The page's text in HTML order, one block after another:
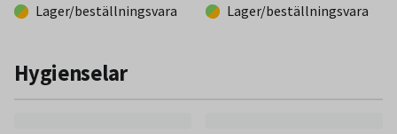
Lager/beställningsvara Lager/beställningsvara
Hygienselar